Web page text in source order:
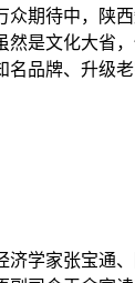
众期待中，陕
然是文化大省
品牌、升级
济学家张宝通